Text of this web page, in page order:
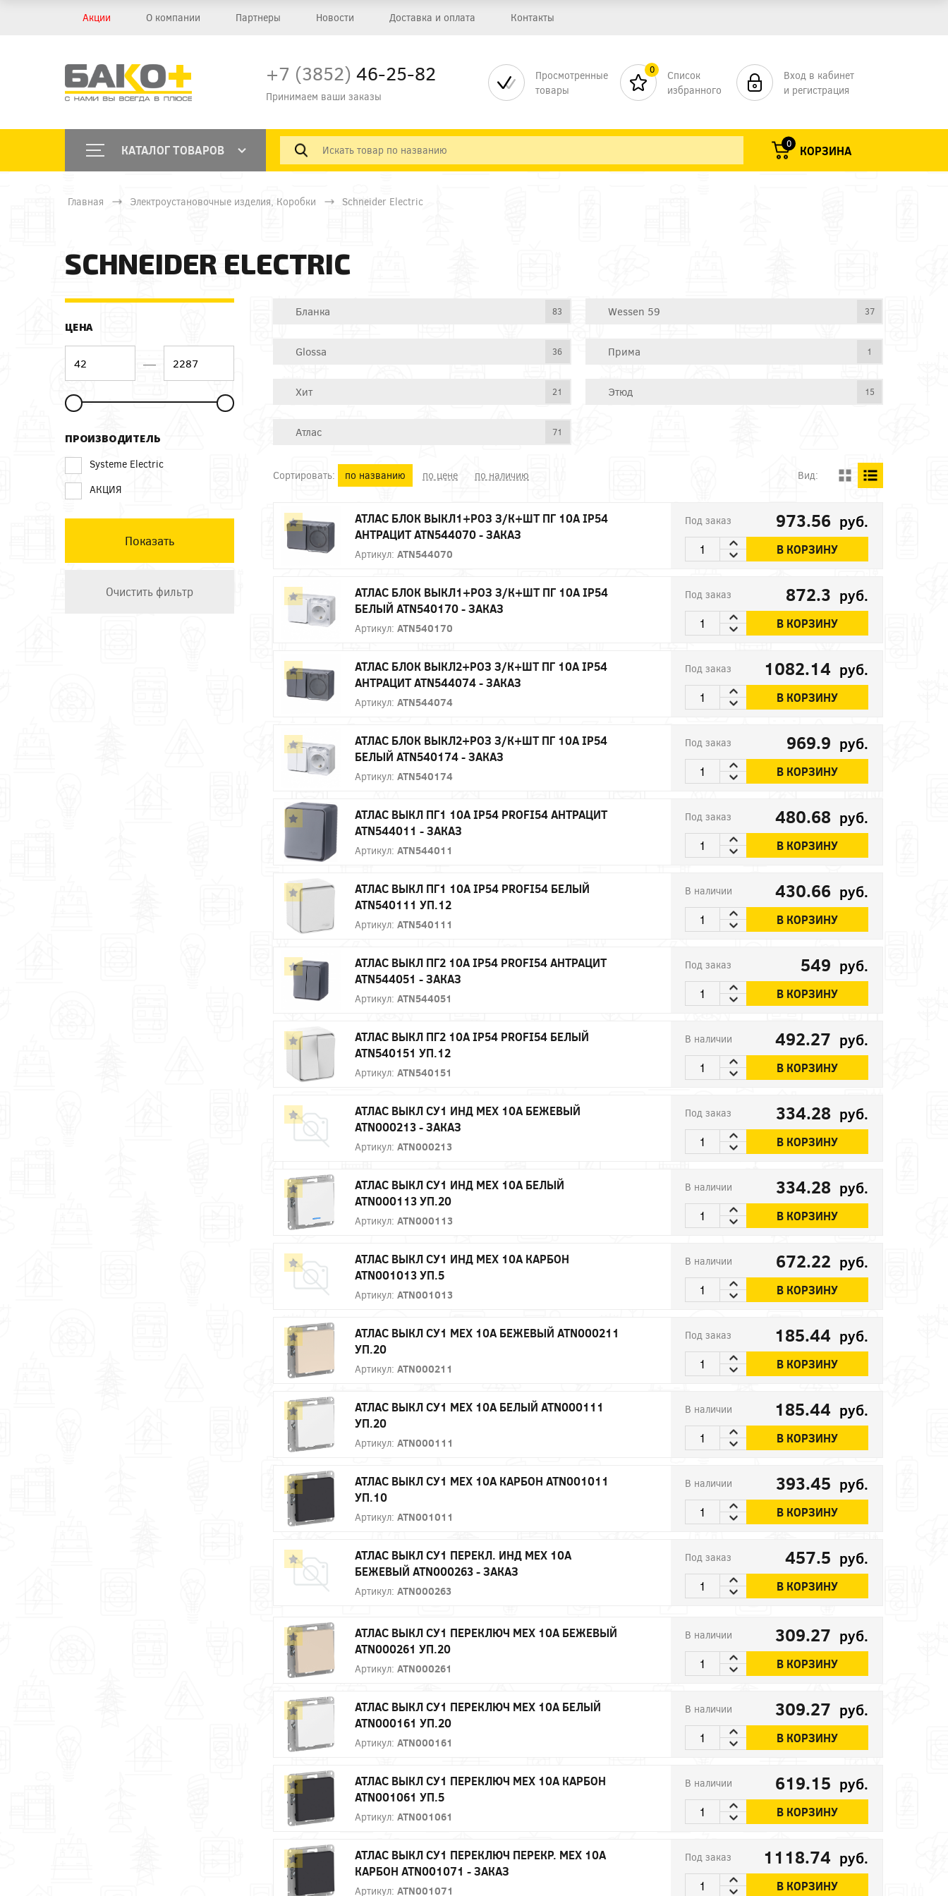
Акции О компании Партнеры Новости Доставка и оплата Контакты
+7 (3852) 46-25-82
Принимаем ваши заказы
Просмотренные
товары
0
Список
избранного
Вход в кабинет
и регистрация
КАТАЛОГ ТОВАРОВ 0 КОРЗИНА
Главная Электроустановочные изделия, Коробки Schneider Electric
SCHNEIDER ELECTRIC
ЦЕНА
—
ПРОИЗВОДИТЕЛЬ
Systeme Electric
АКЦИЯ
Бланка 83 Wessen 59 37
Glossa 36 Прима 1
Хит 21 Этюд 15
Атлас 71
Сортировать: по названию по цене по наличию Вид:
АТЛАС БЛОК ВЫКЛ1+РОЗ З/К+ШТ ПГ 10А IP54
АНТРАЦИТ ATN544070 - ЗАКАЗ
Артикул: ATN544070
Под заказ 973.56 руб.
В КОРЗИНУ
АТЛАС БЛОК ВЫКЛ1+РОЗ З/К+ШТ ПГ 10А IP54
БЕЛЫЙ ATN540170 - ЗАКАЗ
Артикул: ATN540170
Под заказ 872.3 руб.
В КОРЗИНУ
АТЛАС БЛОК ВЫКЛ2+РОЗ З/К+ШТ ПГ 10А IP54
АНТРАЦИТ ATN544074 - ЗАКАЗ
Артикул: ATN544074
Под заказ 1082.14 руб.
В КОРЗИНУ
АТЛАС БЛОК ВЫКЛ2+РОЗ З/К+ШТ ПГ 10А IP54
БЕЛЫЙ ATN540174 - ЗАКАЗ
Артикул: ATN540174
Под заказ 969.9 руб.
В КОРЗИНУ
АТЛАС ВЫКЛ ПГ1 10А IP54 PROFI54 АНТРАЦИТ
ATN544011 - ЗАКАЗ
Артикул: ATN544011
Под заказ 480.68 руб.
В КОРЗИНУ
АТЛАС ВЫКЛ ПГ1 10А IP54 PROFI54 БЕЛЫЙ
ATN540111 УП.12
Артикул: ATN540111
В наличии 430.66 руб.
В КОРЗИНУ
АТЛАС ВЫКЛ ПГ2 10А IP54 PROFI54 АНТРАЦИТ
ATN544051 - ЗАКАЗ
Артикул: ATN544051
Под заказ 549 руб.
В КОРЗИНУ
АТЛАС ВЫКЛ ПГ2 10А IP54 PROFI54 БЕЛЫЙ
ATN540151 УП.12
Артикул: ATN540151
В наличии 492.27 руб.
В КОРЗИНУ
АТЛАС ВЫКЛ СУ1 ИНД МЕХ 10А БЕЖЕВЫЙ
ATN000213 - ЗАКАЗ
Артикул: ATN000213
Под заказ 334.28 руб.
В КОРЗИНУ
АТЛАС ВЫКЛ СУ1 ИНД МЕХ 10А БЕЛЫЙ
ATN000113 УП.20
Артикул: ATN000113
В наличии 334.28 руб.
В КОРЗИНУ
АТЛАС ВЫКЛ СУ1 ИНД МЕХ 10А КАРБОН
ATN001013 УП.5
Артикул: ATN001013
В наличии 672.22 руб.
В КОРЗИНУ
АТЛАС ВЫКЛ СУ1 МЕХ 10А БЕЖЕВЫЙ ATN000211
УП.20
Артикул: ATN000211
Под заказ 185.44 руб.
В КОРЗИНУ
АТЛАС ВЫКЛ СУ1 МЕХ 10А БЕЛЫЙ ATN000111
УП.20
Артикул: ATN000111
В наличии 185.44 руб.
В КОРЗИНУ
АТЛАС ВЫКЛ СУ1 МЕХ 10А КАРБОН ATN001011
УП.10
Артикул: ATN001011
В наличии 393.45 руб.
В КОРЗИНУ
АТЛАС ВЫКЛ СУ1 ПЕРЕКЛ. ИНД МЕХ 10А
БЕЖЕВЫЙ ATN000263 - ЗАКАЗ
Артикул: ATN000263
Под заказ 457.5 руб.
В КОРЗИНУ
АТЛАС ВЫКЛ СУ1 ПЕРЕКЛЮЧ МЕХ 10А БЕЖЕВЫЙ
ATN000261 УП.20
Артикул: ATN000261
В наличии 309.27 руб.
В КОРЗИНУ
АТЛАС ВЫКЛ СУ1 ПЕРЕКЛЮЧ МЕХ 10А БЕЛЫЙ
ATN000161 УП.20
Артикул: ATN000161
В наличии 309.27 руб.
В КОРЗИНУ
АТЛАС ВЫКЛ СУ1 ПЕРЕКЛЮЧ МЕХ 10А КАРБОН
ATN001061 УП.5
Артикул: ATN001061
В наличии 619.15 руб.
В КОРЗИНУ
АТЛАС ВЫКЛ СУ1 ПЕРЕКЛЮЧ ПЕРЕКР. МЕХ 10А
КАРБОН ATN001071 - ЗАКАЗ
Артикул: ATN001071
Под заказ 1118.74 руб.
В КОРЗИНУ